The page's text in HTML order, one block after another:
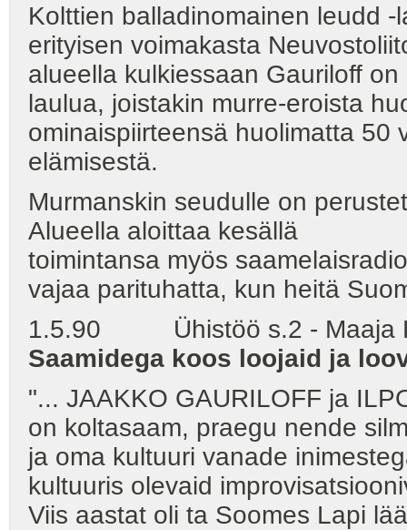
Kolttien balladinomainen leudd
erityisen voimakasta
alueella kulkiessaan Gauriloff
laulua, joistakin murre-eroista
ominaispiirteensä huolimatta 50
elämisestä.
Murmanskin seudulle on
Alueella aloittaa kesällä
toimintansa myös
vajaa parituhatta, kun heitä
1.5.90 Ühistöö s.2 - Maaja
Saamidega koos loojaid ja
"... JAAKKO GAURILOFF ja
on koltasaam, praegu nende
ja oma kultuuri vanade
kultuuris olevaid
Viis aastat oli ta Soomes Lapi